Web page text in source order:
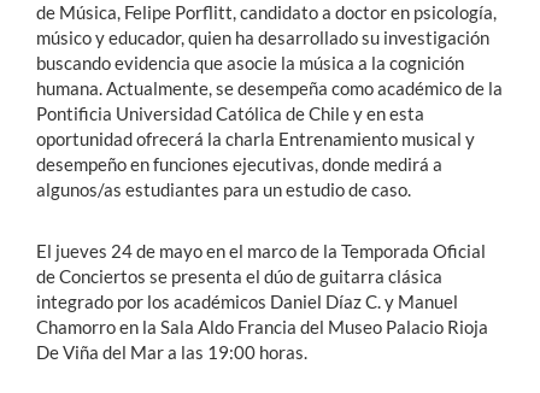
de Música, Felipe Porflitt, candidato a doctor en psicología,
músico y educador, quien ha desarrollado su investigación
buscando evidencia que asocie la música a la cognición
humana. Actualmente, se desempeña como académico de la
Pontificia Universidad Católica de Chile y en esta
oportunidad ofrecerá la charla Entrenamiento musical y
desempeño en funciones ejecutivas, donde medirá a
algunos/as estudiantes para un estudio de caso.
El jueves 24 de mayo en el marco de la Temporada Oficial
de Conciertos se presenta el dúo de guitarra clásica
integrado por los académicos Daniel Díaz C. y Manuel
Chamorro en la Sala Aldo Francia del Museo Palacio Rioja
De Viña del Mar a las 19:00 horas.